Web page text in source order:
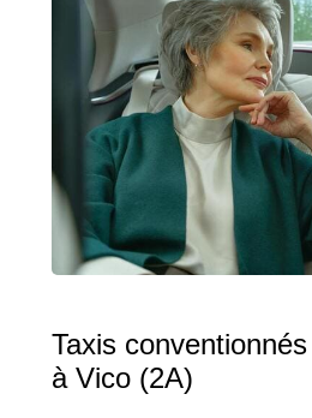
Taxis
à Vico (2A)